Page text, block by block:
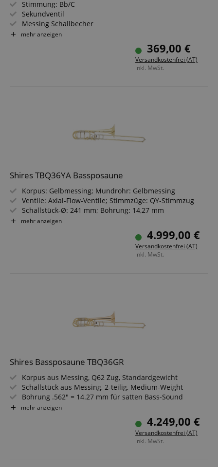
Stimmung: Bb/C
Sekundventil
Messing Schallbecher
Schallbecher 200 mm
mehr anzeigen
369,00 €
Versandkostenfrei (AT)
inkl. MwSt.
Shires TBQ36YA Bassposaune
Korpus: Gelbmessing; Mundrohr: Gelbmessing
Ventile: Axial-Flow-Ventile; Stimmzüge: QY-Stimmzug
Schallstück-Ø: 241 mm; Bohrung: 14,27 mm
Schallstück mit zweiteiliger, handgehämmerter QII-
Unabhängiges F/Gb-Ventilsystem für flexible Zug- und
Inklusive Koffer, Mundstück und Pflegeset
mehr anzeigen
4.999,00 €
Versandkostenfrei (AT)
inkl. MwSt.
Shires Bassposaune TBQ36GR
Korpus aus Messing, Q62 Zug, Standardgewicht
Schallstück aus Messing, 2-teilig, Medium-Weight
Bohrung .562" = 14.27 mm für satten Bass-Sound
Schallstück-Ø 9.5" = 241.3 mm, gelötete Sicke
Bb/F/Gb Stimmung, unabhängige F/Gb Rotorventile
3 wechselbare Messing-Leadpipes, Klarlack-Finish
mehr anzeigen
4.249,00 €
Versandkostenfrei (AT)
inkl. MwSt.